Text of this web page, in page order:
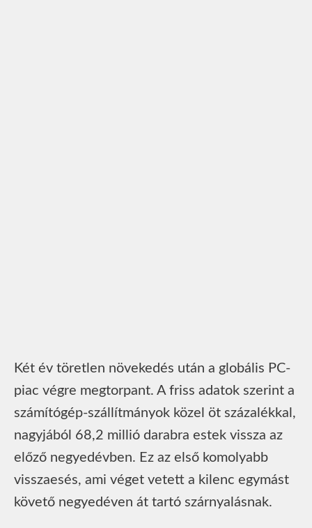
Két év töretlen növekedés után a globális PC-
piac végre megtorpant. A friss adatok szerint a
számítógép-szállítmányok közel öt százalékkal,
nagyjából 68,2 millió darabra estek vissza az
előző negyedévben. Ez az első komolyabb
visszaesés, ami véget vetett a kilenc egymást
követő negyedéven át tartó szárnyalásnak.